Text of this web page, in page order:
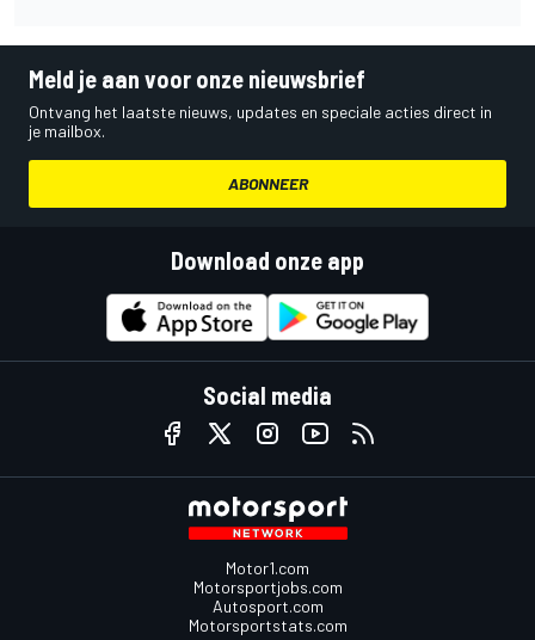
Meld je aan voor onze nieuwsbrief
Ontvang het laatste nieuws, updates en speciale acties direct in
je mailbox.
ABONNEER
Download onze app
Social media
Motor1.com
Motorsportjobs.com
Autosport.com
Motorsportstats.com